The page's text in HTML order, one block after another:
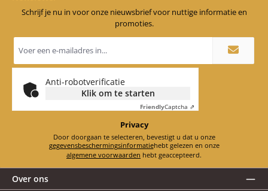
Schrijf je nu in voor onze nieuwsbrief voor nuttige informatie en
promoties.
E-
mailadres
Anti-robotverificatie
Klik om te starten
FriendlyCaptcha ⇗
Privacy
Door doorgaan te selecteren, bevestigt u dat u onze
gegevensbeschermingsinformatie
hebt gelezen en onze
algemene voorwaarden hebt geaccepteerd.
Over ons